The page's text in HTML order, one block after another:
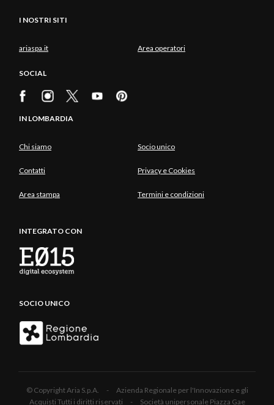
I NOSTRI SITI
ariaspa.it Area operatori
SOCIAL
IN LOMBARDIA
Chi siamo Socio unico
Contatti Privacy e Cookies
Area stampa Termini e condizioni
INTEGRATO CON
SOCIO UNICO
© Copyright Aria S.p.A. - Azienda Regionale per l'Innovazione e gli
Acquisti Tutti i diritti riservati - Società unipersonale Piazza Gae